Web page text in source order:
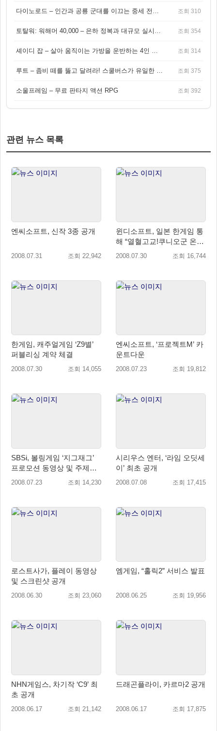
다이노로드 – 인간과 공룡 군대를 이끄는 중세 전략 액션 RPG 조회 310
토탈워: 워해머 40,000 – 은하 정복과 대규모 실시간 전투가 결합된 전략 게임! 조회 354
셰이디 잡 – 살아 움직이는 가방을 운반하는 4인 협동 물리 어드벤처 게임 조회 314
루트 – 좀비 떼를 뚫고 달려라! 스쿨버스가 유일한 집이 되는 4인 협동 생존 게임 조회 375
소울프레임 – 무료 판타지 액션 RPG 조회 392
관련 뉴스 목록
엔씨소프트, 신작 3종 공개
2008.07.31 조회 22,942
윈디소프트, 일본 한게임 통
해 “열혈고교!쿠니오군 온라
인” 서비스 예정
2008.07.30 조회 16,744
한게임, 캐주얼게임 ‘Z9별’
퍼블리싱 계약 체결
2008.07.30 조회 14,055
엔씨소프트, ‘프로젝트M’ 카
운트다운
2008.07.23 조회 19,812
SBSi, 볼링게임 ‘지그재그’
프로모션 동영상 및 주제곡
공개
2008.07.23 조회 14,230
시리우스 엔터, ‘라임 오딧세
이’ 최초 공개
2008.07.08 조회 17,415
로스트사가, 플레이 동영상
및 스크린샷 공개
2008.06.30 조회 23,060
엠게임, “홀릭2” 서비스 발표
2008.06.25 조회 19,956
NHN게임스, 차기작 ‘C9’ 최
초 공개
2008.06.17 조회 21,142
드래곤플라이, 카르마2 공개
2008.06.17 조회 17,875